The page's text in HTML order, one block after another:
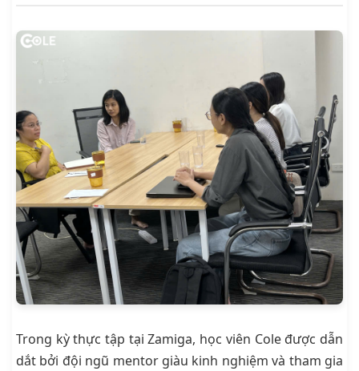
Trong kỳ thực tập tại Zamiga, học viên Cole được dẫn
dắt bởi đội ngũ mentor giàu kinh nghiệm và tham gia